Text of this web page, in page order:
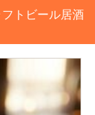
トビール居酒